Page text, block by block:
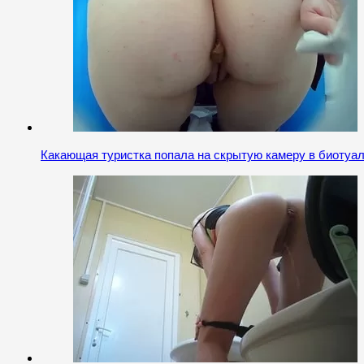
Какающая туристка попала на скрытую камеру в